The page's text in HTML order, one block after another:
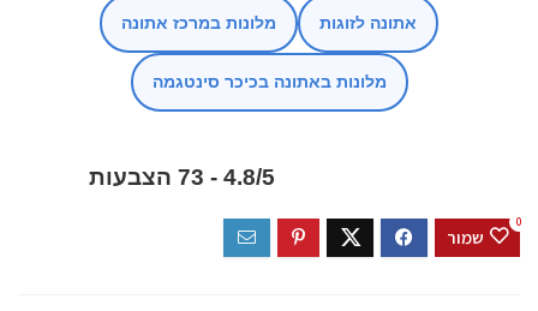
אתונה לזוגות מלונות במרכז אתונה
מלונות באתונה בכיכר סינטגמה
4.8/5 - 73 הצבעות
שמור
0